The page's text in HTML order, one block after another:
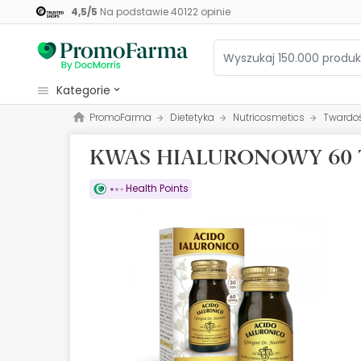
4,5/5 Na podstawie40122opinie
kategorie
Kosmetyki
Zdrowie
Higiena
Niemowlęta i matki
PromoFarma Dietetyka Nutricosmetics
KWAS HIALURONOWY 60
Health Points